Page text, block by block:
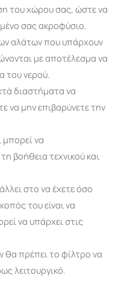
του χώρου σας, ώστε να
σας ακροφύσιο.
αλάτων που υπάρχουν
με αποτέλεσμα να
του νερού.
διαστήματα να
να μην επιβαρύνετε την
μπορεί να
βοήθεια τεχνικού και
στο να έχετε όσο
του είναι να
να υπάρχει στις
πρέπει το φίλτρο να
λειτουργικό.